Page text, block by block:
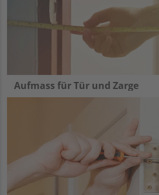
Aufmass für Tür und Zarge